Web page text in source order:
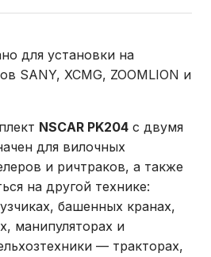
для установки на
SANY, XCMG, ZOOMLION и
NSCAR PK204 с двумя
для вилочных
и ричтраков, а также
на другой технике:
башенных кранах,
манипуляторах и
— тракторах,